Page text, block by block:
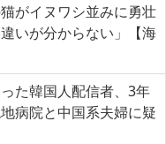
がイヌワシ並みに勇壮
いが分からない」【海
た韓国人配信者、3年
病院と中国系夫婦に疑